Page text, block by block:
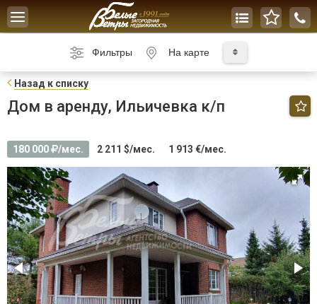
Toggle
navigation
Фильтры На карте
Назад к списку
Дом в аренду, Ильичевка к/п
180 000 /мес. 2 211 $/мес. 1 913 €/мес.